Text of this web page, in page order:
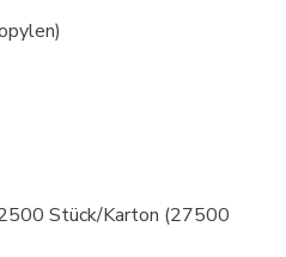
Stück/Karton (27500